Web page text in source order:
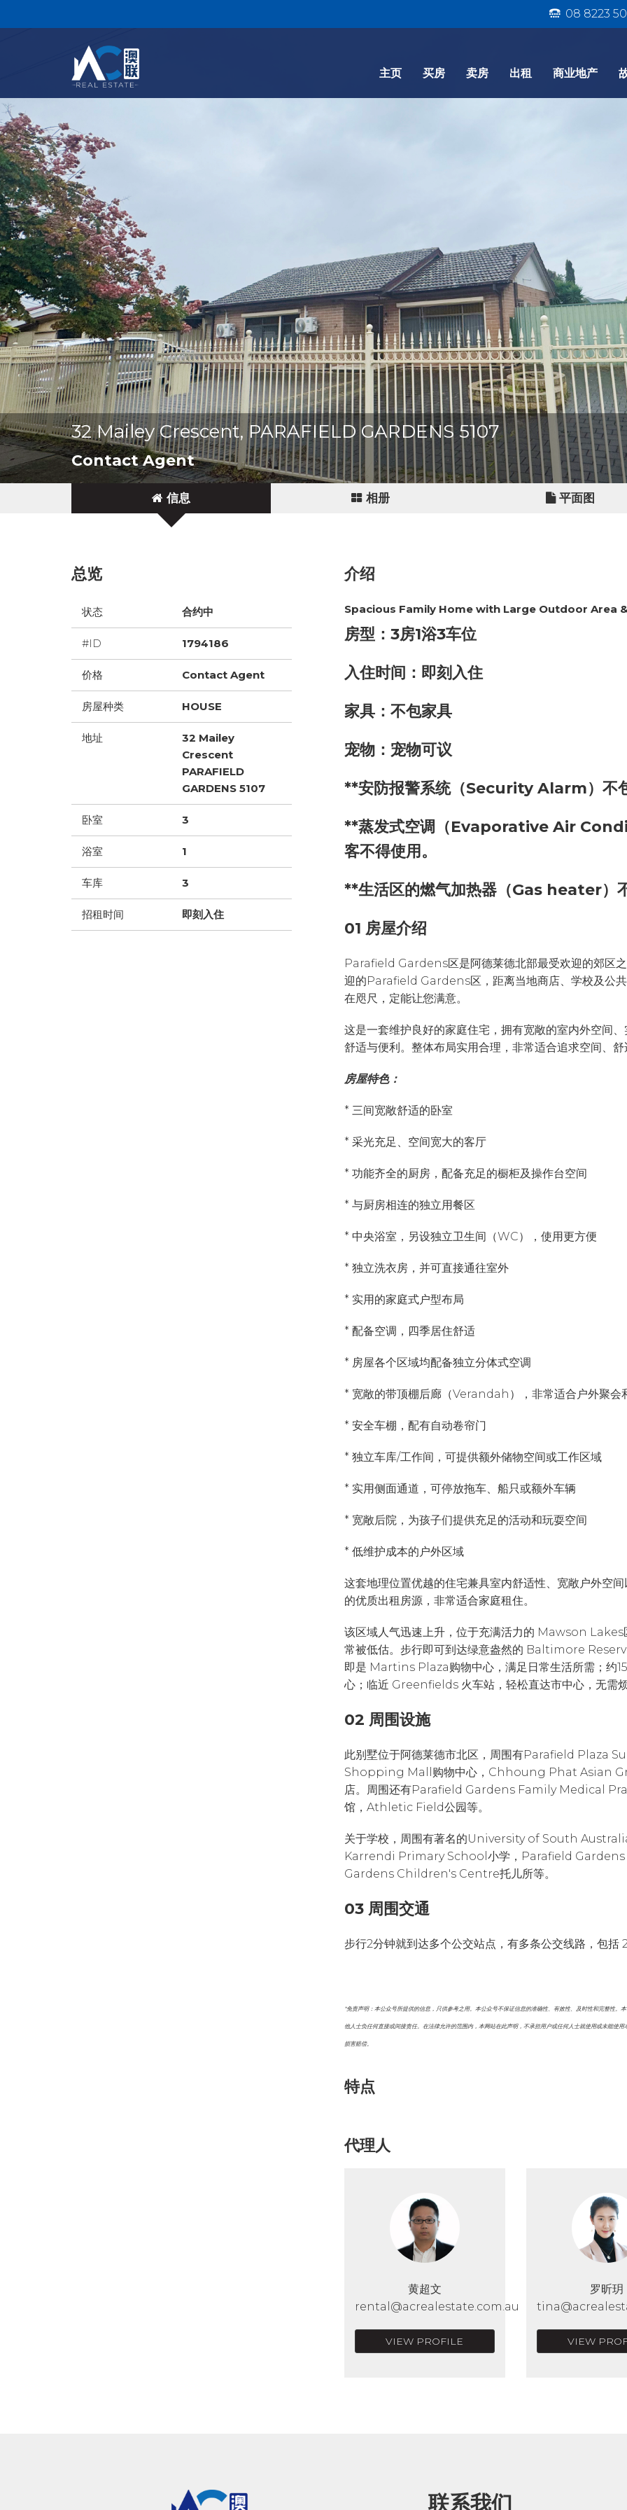
08 8223
主页 买房 卖房 出租 商业地产
32 Mailey Crescent, PARAFIELD GARDENS 5107
Contact Agent
信息 相册 平面图
总览
状态 合约中
#ID 1794186
价格 Contact Agent
房屋种类 HOUSE
地址
32 Mailey
Crescent
PARAFIELD
GARDENS 5107
卧室 3
浴室 1
车库 3
招租时间 即刻入住
介绍
Spacious Family Home with Large Outdoor Area
房型：3房1浴3车位
入住时间：即刻入住
家具：不包家具
宠物：宠物可议
**安防报警系统（Security Alarm）不
**蒸发式空调（Evaporative Air
客不得使用。
**生活区的燃气加热器（Gas heater）
01 房屋介绍
Parafield Gardens区是阿德莱德北部最受欢迎的郊区
迎的Parafield Gardens区，距离当地商店、学校及公
在咫尺，定能让您满意。
这是一套维护良好的家庭住宅，拥有宽敞的室内外空间
舒适与便利。整体布局实用合理，非常适合追求空间、
房屋特色：
* 三间宽敞舒适的卧室
* 采光充足、空间宽大的客厅
* 功能齐全的厨房，配备充足的橱柜及操作台空间
* 与厨房相连的独立用餐区
* 中央浴室，另设独立卫生间（WC），使用更方便
* 独立洗衣房，并可直接通往室外
* 实用的家庭式户型布局
* 配备空调，四季居住舒适
* 房屋各个区域均配备独立分体式空调
* 宽敞的带顶棚后廊（Verandah），非常适合户外聚会
* 安全车棚，配有自动卷帘门
* 独立车库/工作间，可提供额外储物空间或工作区域
* 实用侧面通道，可停放拖车、船只或额外车辆
* 宽敞后院，为孩子们提供充足的活动和玩耍空间
* 低维护成本的户外区域
这套地理位置优越的住宅兼具室内舒适性、宽敞户外空
的优质出租房源，非常适合家庭租住。
该区域人气迅速上升，位于充满活力的 Mawson
常被低估。步行即可到达绿意盎然的 Baltimore
即是 Martins Plaza购物中心，满足日常生活所需；约
心；临近 Greenfields 火车站，轻松直达市中心，无需
02 周围设施
此别墅位于阿德莱德市北区，周围有Parafield
Shopping Mall购物中心，Chhoung Phat Asian
店。周围还有Parafield Gardens Family Medical
馆，Athletic Field公园等。
关于学校，周围有著名的University of South
Karrendi Primary School小学，Parafield Gardens
Gardens Children's Centre托儿所等。
03 周围交通
步行2分钟就到达多个公交站点，有多条公交线路，包
*免责声明：本公众号所提供的信息，只供参考之用。本公众号不保证信息的准确性、有效性、及时性和完整性
他人士负任何直接或间接责任。在法律允许的范围内，本网站在此声明，不承担用户或任何人士就使用或未能使
损害赔偿。
特点
代理人
黄超文
rental@acrealestate.com.au
VIEW PROFILE
罗昕玥
VIEW
联系我们